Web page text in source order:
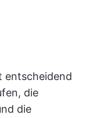
entscheidend
die
die